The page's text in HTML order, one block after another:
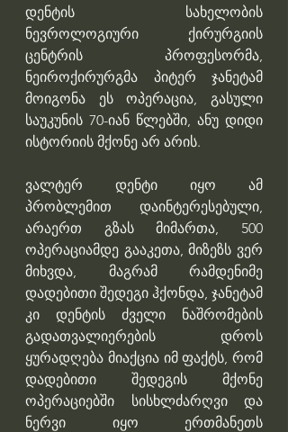
დენტის სახელობის
ნევროლოგიური ქირურგიის
ცენტრის პროფესორმა,
ნეიროქირურგმა პიტერ ჯანეტამ
მოიგონა ეს ოპერაცია, გასული
საუკუნის 70-იან წლებში, ანუ დიდი
ისტორიის მქონე არ არის.
ვალტერ დენტი იყო ამ
პრობლემით დაინტერესებული,
არაერთ გზას მიმართა, 500
ოპერაციამდე გააკეთა, მიზეზს ვერ
მიხვდა, მაგრამ რამდენიმე
დადებითი შედეგი ჰქონდა, ჯანეტამ
კი დენტის ძველი ნაშრომების
გადათვალიერების დროს
ყურადღება მიაქცია იმ ფაქტს, რომ
დადებითი შედეგის მქონე
ოპერაციებში სისხლძარღვი და
ნერვი იყო ერთმანეთს